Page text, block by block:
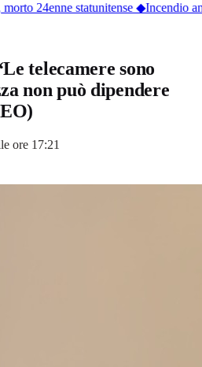
24enne statunitense ◆Incendio
telecamere sono
non può dipendere
ore 17:21